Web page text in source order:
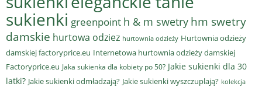
sukienki greenpoint h & m swetry hm swetry
damskie hurtowa odziez hurtownia odzieży Hurtownia odzieży
damskiej factoryprice.eu Internetowa hurtownia odzieży damskiej
Factoryprice.eu Jaka sukienka dla kobiety po 50? Jakie sukienki dla 30
latki? Jakie sukienki odmładzają? Jakie sukienki wyszczuplają? kolekcja